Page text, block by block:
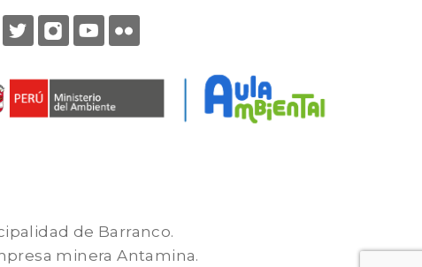
de Barranco.
minera Antamina.